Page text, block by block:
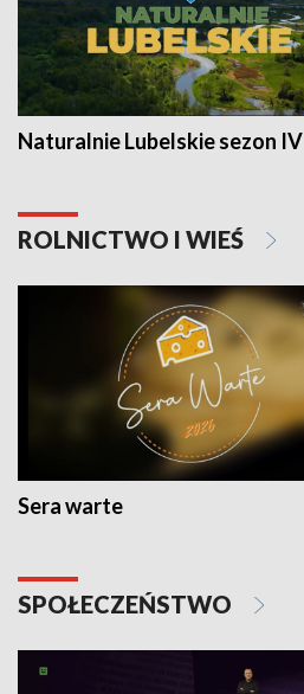
Naturalnie Lubelskie sezon IV
ROLNICTWO I WIEŚ
Sera warte
SPOŁECZEŃSTWO